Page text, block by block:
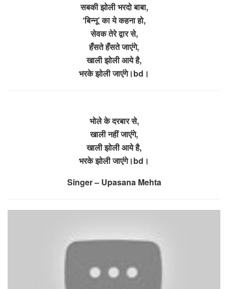
सबकी झोली भरदो बाबा,
‘बिन्नू’ का ये कहना हो,
सेवक तेरे द्वार से,
हँसते हँसते जाएंगे,
खाली झोली आये है,
भरके झोली जाएंगे।bd।
भोले के दरबार से,
खाली नहीं जाएंगे,
खाली झोली आये है,
भरके झोली जाएंगे।bd।
Singer – Upasana Mehta